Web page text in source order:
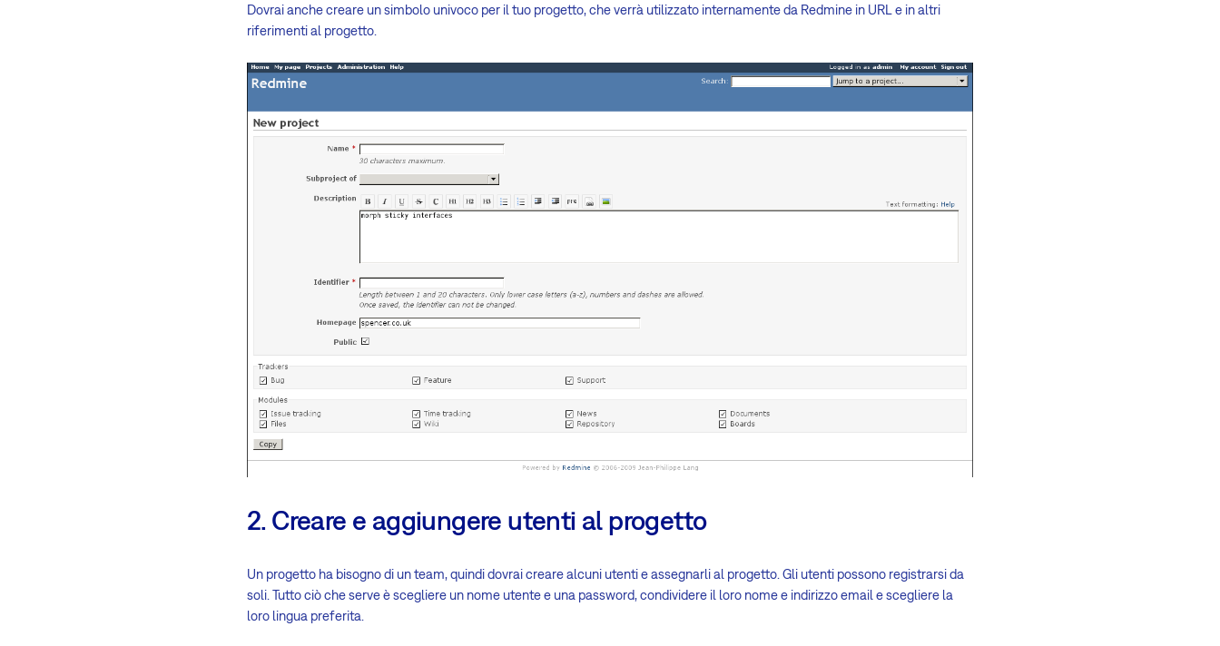
Dovrai anche creare un simbolo univoco per il tuo progetto, che verrà utilizzato internamente da Redmine in URL e in altri
riferimenti al progetto.
2. Creare e aggiungere utenti al progetto
Un progetto ha bisogno di un team, quindi dovrai creare alcuni utenti e assegnarli al progetto. Gli utenti possono registrarsi da
soli. Tutto ciò che serve è scegliere un nome utente e una password, condividere il loro nome e indirizzo email e scegliere la
loro lingua preferita.